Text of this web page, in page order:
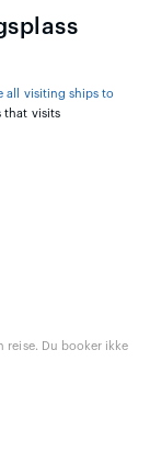
all visiting ships to
that visits
reise. Du booker ikke